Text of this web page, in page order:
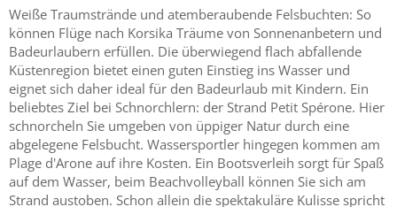
Weiße Traumstrände und atemberaubende Felsbuchten: So
können Flüge nach Korsika Träume von Sonnenanbetern und
Badeurlaubern erfüllen. Die überwiegend flach abfallende
Küstenregion bietet einen guten Einstieg ins Wasser und
eignet sich daher ideal für den Badeurlaub mit Kindern. Ein
beliebtes Ziel bei Schnorchlern: der Strand Petit Spérone. Hier
schnorcheln Sie umgeben von üppiger Natur durch eine
abgelegene Felsbucht. Wassersportler hingegen kommen am
Plage d'Arone auf ihre Kosten. Ein Bootsverleih sorgt für Spaß
auf dem Wasser, beim Beachvolleyball können Sie sich am
Strand austoben. Schon allein die spektakuläre Kulisse spricht